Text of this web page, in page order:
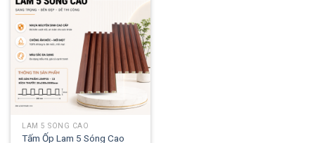
LAM 5 SÓNG CAO
Tấm Ốp Lam 5 Sóng Cao